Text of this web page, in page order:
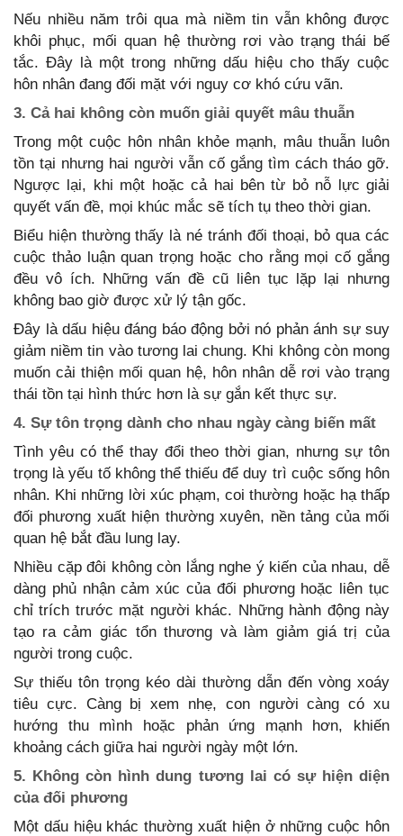
Nếu nhiều năm trôi qua mà niềm tin vẫn không được
khôi phục, mối quan hệ thường rơi vào trạng thái bế
tắc. Đây là một trong những dấu hiệu cho thấy cuộc
hôn nhân đang đối mặt với nguy cơ khó cứu vãn.
3. Cả hai không còn muốn giải quyết mâu thuẫn
Trong một cuộc hôn nhân khỏe mạnh, mâu thuẫn luôn
tồn tại nhưng hai người vẫn cố gắng tìm cách tháo gỡ.
Ngược lại, khi một hoặc cả hai bên từ bỏ nỗ lực giải
quyết vấn đề, mọi khúc mắc sẽ tích tụ theo thời gian.
Biểu hiện thường thấy là né tránh đối thoại, bỏ qua các
cuộc thảo luận quan trọng hoặc cho rằng mọi cố gắng
đều vô ích. Những vấn đề cũ liên tục lặp lại nhưng
không bao giờ được xử lý tận gốc.
Đây là dấu hiệu đáng báo động bởi nó phản ánh sự suy
giảm niềm tin vào tương lai chung. Khi không còn mong
muốn cải thiện mối quan hệ, hôn nhân dễ rơi vào trạng
thái tồn tại hình thức hơn là sự gắn kết thực sự.
4. Sự tôn trọng dành cho nhau ngày càng biến mất
Tình yêu có thể thay đổi theo thời gian, nhưng sự tôn
trọng là yếu tố không thể thiếu để duy trì cuộc sống hôn
nhân. Khi những lời xúc phạm, coi thường hoặc hạ thấp
đối phương xuất hiện thường xuyên, nền tảng của mối
quan hệ bắt đầu lung lay.
Nhiều cặp đôi không còn lắng nghe ý kiến của nhau, dễ
dàng phủ nhận cảm xúc của đối phương hoặc liên tục
chỉ trích trước mặt người khác. Những hành động này
tạo ra cảm giác tổn thương và làm giảm giá trị của
người trong cuộc.
Sự thiếu tôn trọng kéo dài thường dẫn đến vòng xoáy
tiêu cực. Càng bị xem nhẹ, con người càng có xu
hướng thu mình hoặc phản ứng mạnh hơn, khiến
khoảng cách giữa hai người ngày một lớn.
5. Không còn hình dung tương lai có sự hiện diện
của đối phương
Một dấu hiệu khác thường xuất hiện ở những cuộc hôn